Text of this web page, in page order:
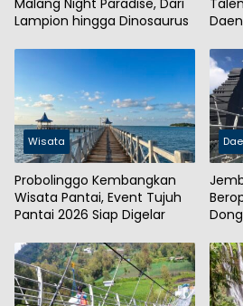
Malang Night Paradise, Dari
Lampion hingga Dinosaurus
Wisata
Probolinggo Kembangkan
Wisata Pantai, Event Tujuh
Pantai 2026 Siap Digelar